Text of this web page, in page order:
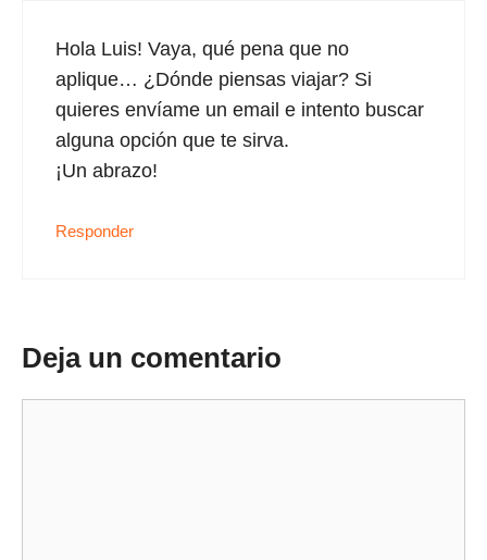
Hola Luis! Vaya, qué pena que no
aplique… ¿Dónde piensas viajar? Si
quieres envíame un email e intento buscar
alguna opción que te sirva.
¡Un abrazo!
Responder
Deja un comentario